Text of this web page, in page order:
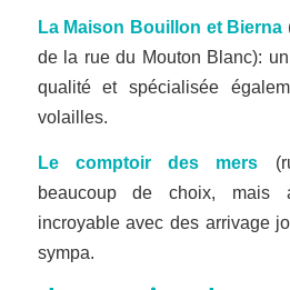
La Maison Bouillon et Bierna
de la rue du Mouton Blanc):
qualité et spécialisée
volailles.
Le comptoir des mers
beaucoup de choix, mais
incroyable avec des arrivage
sympa.